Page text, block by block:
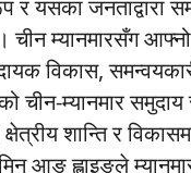
र यसका जनताद्वारा
चीन म्यानमारसँग
विकास,
चीन-म्यानमार
शान्ति र
मिन आङ ह्लाइङले